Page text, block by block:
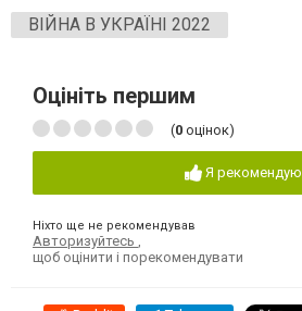
ВІЙНА В УКРАЇНІ 2022
Оцініть першим
(0 оцінок)
Я рекомендую
Ніхто ще не рекомендував
Авторизуйтесь ,
щоб оцінити і порекомендувати